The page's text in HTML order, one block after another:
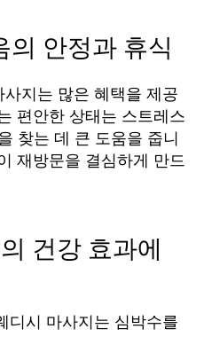
의 안정과 휴식
지는 많은 혜택을 제공
편안한 상태는 스트레스
찾는 데 큰 도움을 줍니
재방문을 결심하게 만드
건강 효과에
디시 마사지는 심박수를